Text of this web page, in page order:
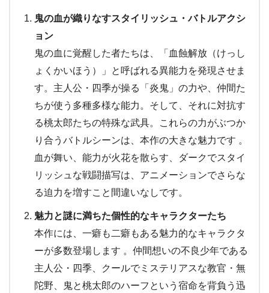
鬼の血が織りなすスタイリッシュ・バトルアクシ
ョン
鬼の血に覚醒した者たちは、「血蝕解放（けっし
ょくかいほう）」と呼ばれる異能力を発現させま
す。主人公・四季が操る「炎鬼」の力や、仲間た
ちが使う多種多様な能力。そして、それに対抗す
る桃太郎たちの特殊な武具。これらの力がぶつか
り合うバトルシーンは、本作の大きな魅力です 。
血が舞い、能力が火花を散らす、ダークでスタイ
リッシュな戦闘描写は、アニメーションでさらな
る迫力を増すこと間違いなしです。
魅力と謎に満ちた個性的なキャラクターたち
本作には、一癖も二癖もある魅力的なキャラクタ
ーが多数登場します 。仲間想いの不良少年である
主人公・四季、クールでミステリアスな教官・無
陀野、鬼と桃太郎のハーフという宿命を背負う迅